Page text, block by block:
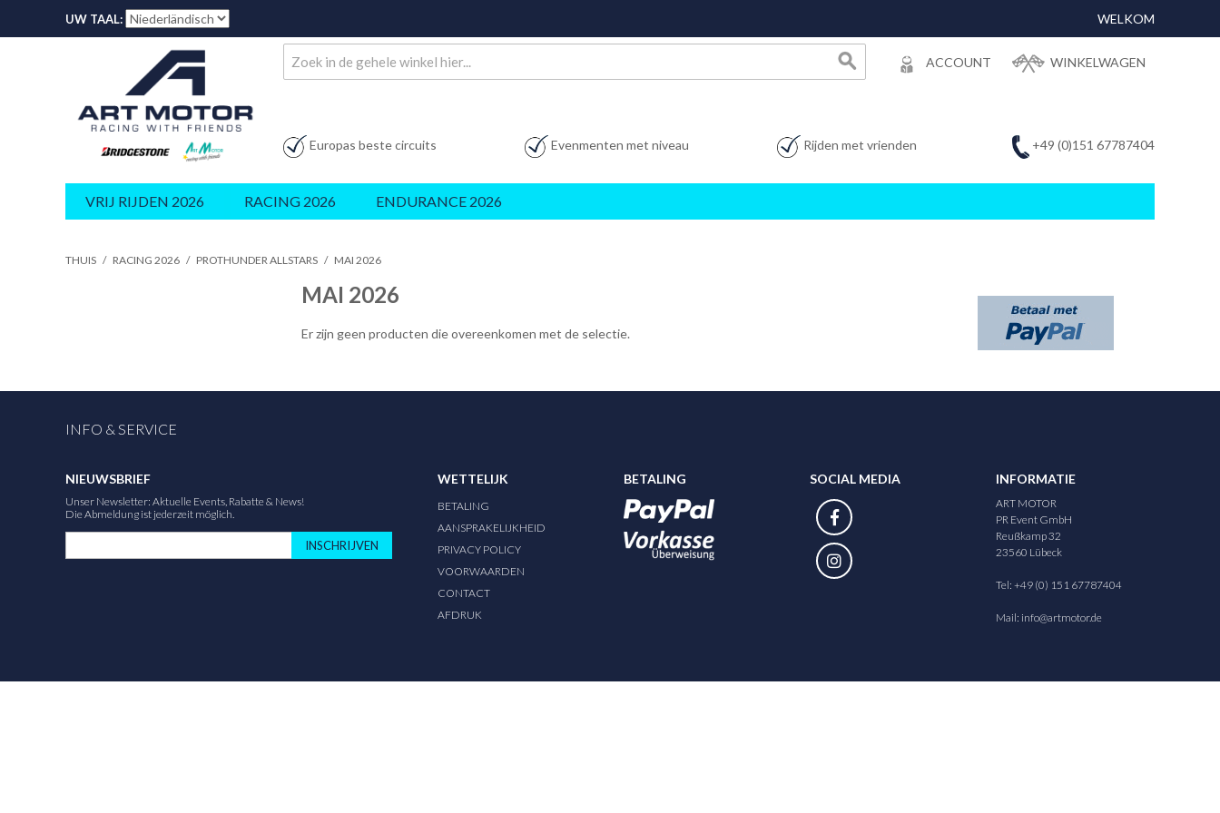
UW TAAL: WELKOM
ACCOUNT WINKELWAGEN
Europas beste circuits Evenmenten met niveau Rijden met vrienden +49 (0)151 67787404
VRIJ RIJDEN 2026 RACING 2026 ENDURANCE 2026
THUIS / RACING 2026 / PROTHUNDER ALLSTARS / MAI 2026
MAI 2026
Er zijn geen producten die overeenkomen met de selectie.
INFO & SERVICE
NIEUWSBRIEF
Unser Newsletter: Aktuelle Events, Rabatte & News!
Die Abmeldung ist jederzeit möglich.
INSCHRIJVEN
WETTELIJK
BETALING
AANSPRAKELIJKHEID
PRIVACY POLICY
VOORWAARDEN
CONTACT
AFDRUK
BETALING SOCIAL MEDIA INFORMATIE
ART MOTOR
PR Event GmbH
Reußkamp 32
23560 Lübeck
Tel: +49 (0) 151 67787404
Mail: info@artmotor.de